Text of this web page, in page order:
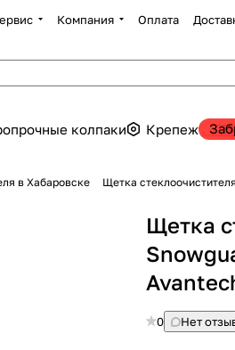
Компания Оплата
колпаки Крепеж
в Хабаровске Щетка
Щетка
0 Нет